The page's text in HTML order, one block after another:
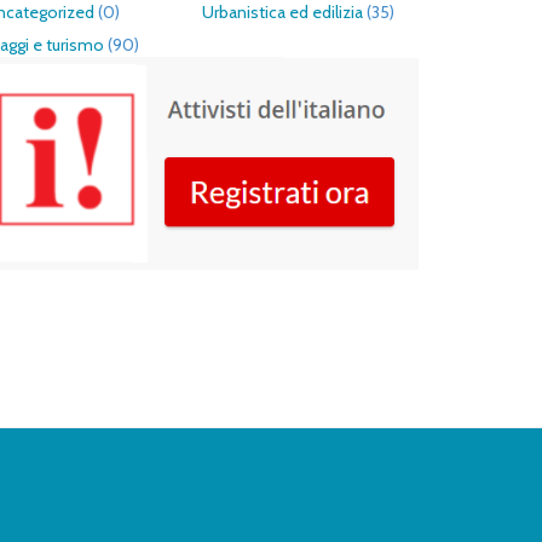
(0) Urbanistica ed edilizia(35)
e turismo (90)